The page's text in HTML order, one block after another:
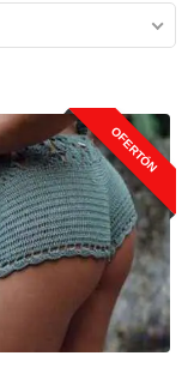
OFERTÓN